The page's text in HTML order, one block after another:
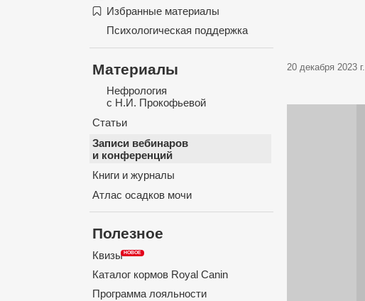
Избранные материалы
Психологическая поддержка
Материалы
Нефрология
с Н.И. Прокофьевой
Статьи
Записи вебинаров
и конференций
Книги и журналы
Атлас осадков мочи
Полезное
Квизы
Каталог кормов Royal Canin
Программа лояльности
20 декабря 2023 г.